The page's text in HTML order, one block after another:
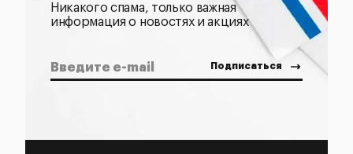
Никакого спама, только важная
информация о новостях и акциях